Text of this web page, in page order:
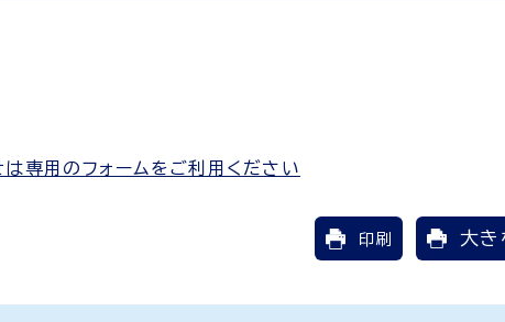
専用のフォームをご利用ください
印刷 大き